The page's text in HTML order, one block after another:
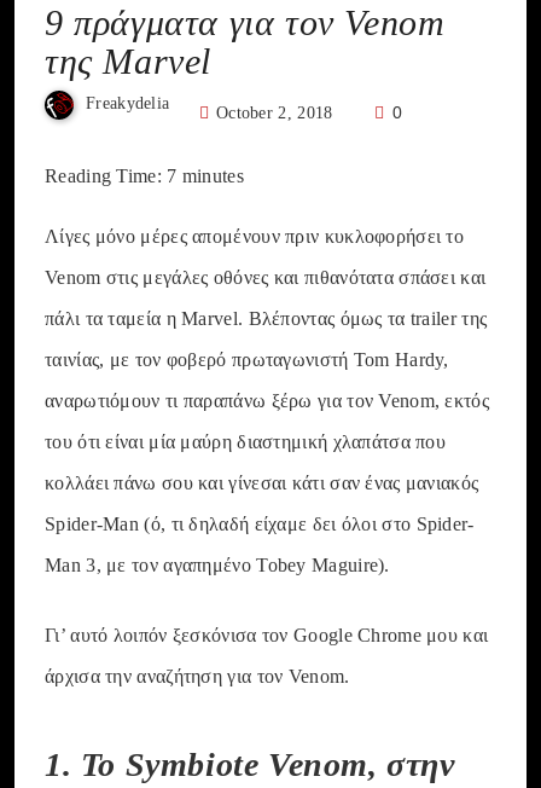
9 πράγματα για τον Venom
της Marvel
Freakydelia
October 2, 2018 0
Reading Time: 7 minutes
Λίγες μόνο μέρες απομένουν πριν κυκλοφορήσει το
Venom στις μεγάλες οθόνες και πιθανότατα σπάσει και
πάλι τα ταμεία η Marvel. Βλέποντας όμως τα trailer της
ταινίας, με τον φοβερό πρωταγωνιστή Tom Hardy,
αναρωτιόμουν τι παραπάνω ξέρω για τον Venom, εκτός
του ότι είναι μία μαύρη διαστημική χλαπάτσα που
κολλάει πάνω σου και γίνεσαι κάτι σαν ένας μανιακός
Spider-Man (ό, τι δηλαδή είχαμε δει όλοι στο Spider-
Man 3, με τον αγαπημένο Tobey Maguire).
Γι’ αυτό λοιπόν ξεσκόνισα τον Google Chrome μου και
άρχισα την αναζήτηση για τον Venom.
1. Το Symbiote Venom, στην